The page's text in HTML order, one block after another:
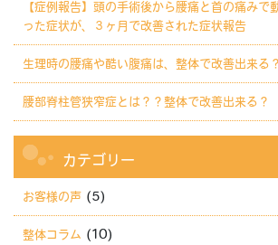
【症例報告】頭の手術後から腰痛と首の痛みで
った症状が、３ヶ月で改善された症状報告
生理時の腰痛や酷い腹痛は、整体で改善出来る？
腰部脊柱管狭窄症とは？？整体で改善出来る？
カテゴリー
お客様の声 (5)
整体コラム (10)